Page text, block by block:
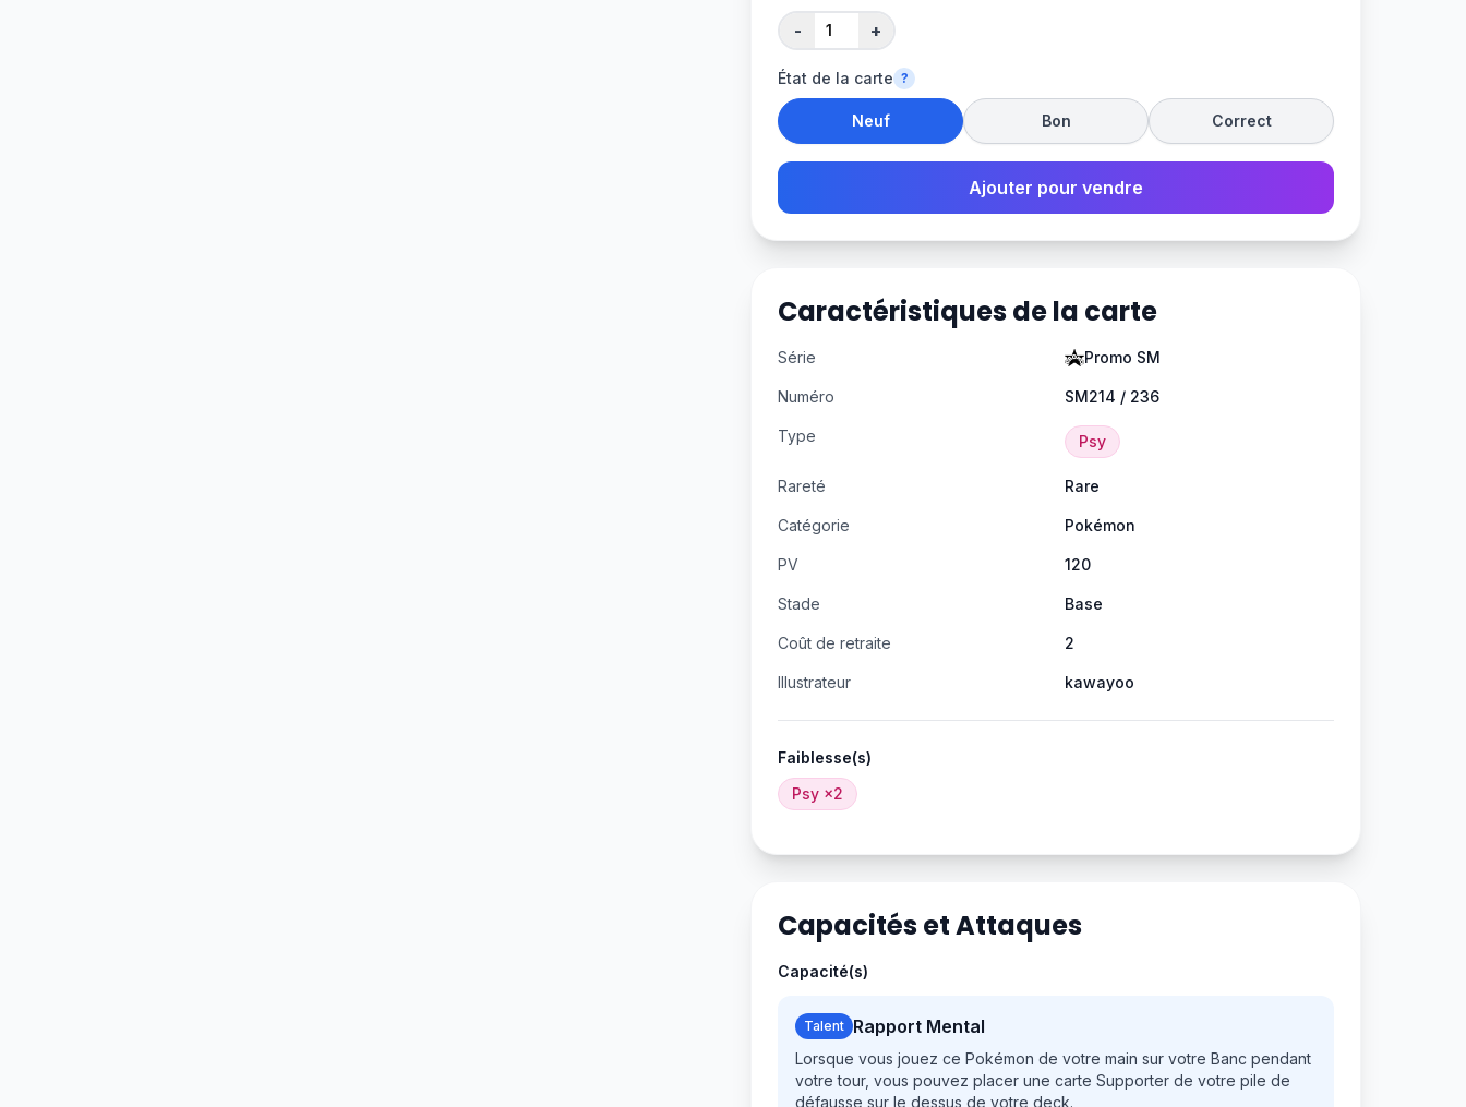
- +
État de la carte ?
Neuf Bon Correct
Ajouter pour vendre
Caractéristiques de la carte
Série Promo SM
Numéro SM214 / 236
Type Psy
Rareté Rare
Catégorie Pokémon
PV 120
Stade Base
Coût de retraite 2
Illustrateur kawayoo
Faiblesse(s)
Psy ×2
Capacités et Attaques
Capacité(s)
Talent Rapport Mental
Lorsque vous jouez ce Pokémon de votre main sur votre Banc pendant
votre tour, vous pouvez placer une carte Supporter de votre pile de
défausse sur le dessus de votre deck.